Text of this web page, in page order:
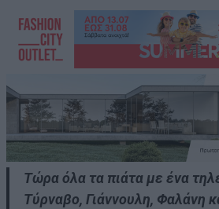
Τώρα όλα τα πιάτα με ένα
Τύρναβο, Γιάννουλη, Φαλάνη